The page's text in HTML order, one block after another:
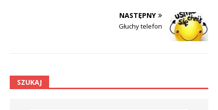
NASTĘPNY
Głuchy telefon
SZUKAJ